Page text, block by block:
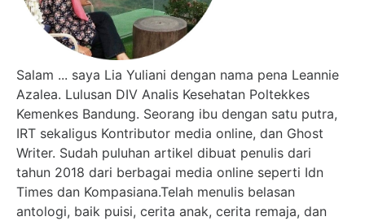
Salam ... saya Lia Yuliani dengan nama pena Leannie
Azalea. Lulusan DIV Analis Kesehatan Poltekkes
Kemenkes Bandung. Seorang ibu dengan satu putra,
IRT sekaligus Kontributor media online, dan Ghost
Writer. Sudah puluhan artikel dibuat penulis dari
tahun 2018 dari berbagai media online seperti Idn
Times dan Kompasiana.Telah menulis belasan
antologi, baik puisi, cerita anak, cerita remaja, dan